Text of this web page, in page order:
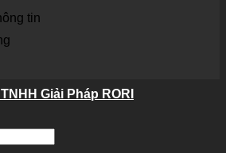
tin
Giải Pháp RORI